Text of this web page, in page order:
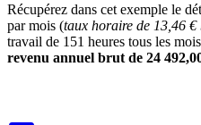
Récupérez dans cet exemple le
par mois (taux horaire de 13,46 €
travail de 151 heures tous les
revenu annuel brut de 24